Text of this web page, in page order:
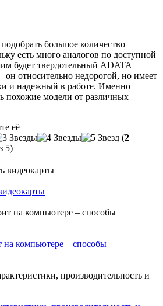
большое количество
есть много аналогов по доступной
будет твердотельный ADATA
он относительно недорогой, но имеет
и надежный в работе. Именно
похожие модели от различных
её
(2
5)
на компьютере – способы